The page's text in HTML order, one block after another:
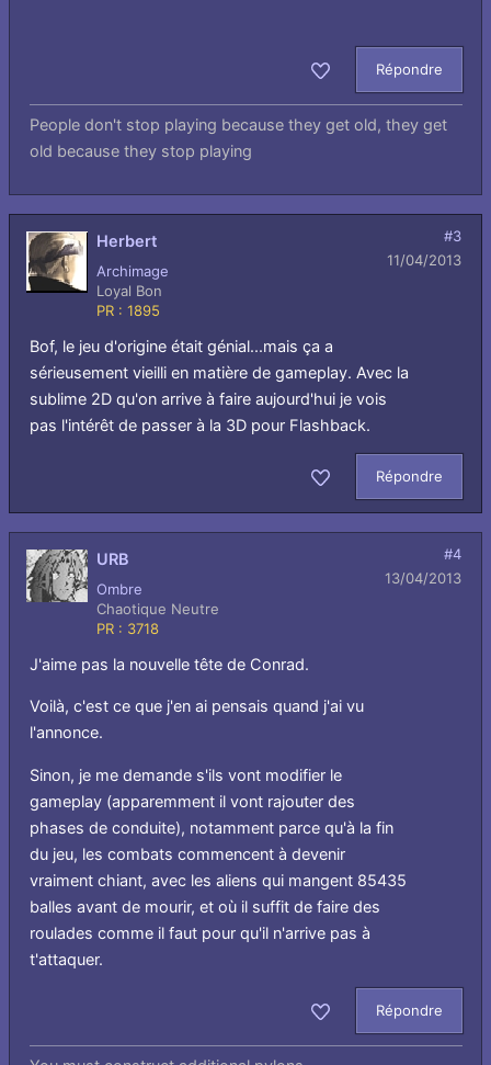
Répondre
People don't stop playing because they get old, they get
old because they stop playing
Herbert
Archimage
Loyal Bon
PR : 1895
#3
11/04/2013
Bof, le jeu d'origine était génial...mais ça a
sérieusement vieilli en matière de gameplay. Avec la
sublime 2D qu'on arrive à faire aujourd'hui je vois
pas l'intérêt de passer à la 3D pour Flashback.
Répondre
URB
Ombre
Chaotique Neutre
PR : 3718
#4
13/04/2013
J'aime pas la nouvelle tête de Conrad.
Voilà, c'est ce que j'en ai pensais quand j'ai vu
l'annonce.
Sinon, je me demande s'ils vont modifier le
gameplay (apparemment il vont rajouter des
phases de conduite), notamment parce qu'à la fin
du jeu, les combats commencent à devenir
vraiment chiant, avec les aliens qui mangent 85435
balles avant de mourir, et où il suffit de faire des
roulades comme il faut pour qu'il n'arrive pas à
t'attaquer.
Répondre